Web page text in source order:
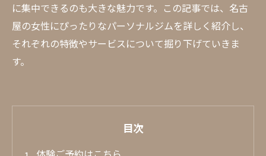
に集中できるのも大きな魅力です。この記事では、名古
屋の女性にぴったりなパーソナルジムを詳しく紹介し、
それぞれの特徴やサービスについて掘り下げていきま
す。
目次